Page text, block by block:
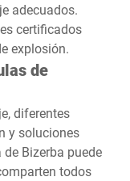
adecuados.
certificados
explosión.
de
diferentes
y soluciones
Bizerba puede
todos